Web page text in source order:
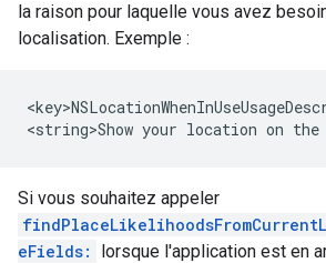
la raison pour laquelle vous avez
localisation. Exemple :
<string>Show your location on the
Si vous souhaitez appeler
eFields:
lorsque l'application est en